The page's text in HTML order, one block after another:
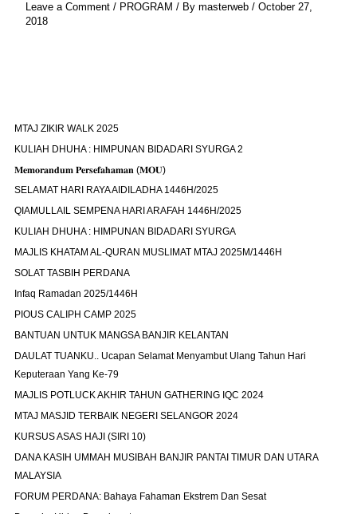
Leave a Comment / PROGRAM / By masterweb / October 27,
2018
MTAJ ZIKIR WALK 2025
KULIAH DHUHA : HIMPUNAN BIDADARI SYURGA 2
𝐌𝐞𝐦𝐨𝐫𝐚𝐧𝐝𝐮𝐦 𝐏𝐞𝐫𝐬𝐞𝐟𝐚𝐡𝐚𝐦𝐚𝐧 (𝐌𝐎𝐔)
SELAMAT HARI RAYA AIDILADHA 1446H/2025
QIAMULLAIL SEMPENA HARI ARAFAH 1446H/2025
KULIAH DHUHA : HIMPUNAN BIDADARI SYURGA
MAJLIS KHATAM AL-QURAN MUSLIMAT MTAJ 2025M/1446H
SOLAT TASBIH PERDANA
Infaq Ramadan 2025/1446H
PIOUS CALIPH CAMP 2025
BANTUAN UNTUK MANGSA BANJIR KELANTAN
DAULAT TUANKU.. Ucapan Selamat Menyambut Ulang Tahun Hari
Keputeraan Yang Ke-79
MAJLIS POTLUCK AKHIR TAHUN GATHERING IQC 2024
MTAJ MASJID TERBAIK NEGERI SELANGOR 2024
KURSUS ASAS HAJI (SIRI 10)
DANA KASIH UMMAH MUSIBAH BANJIR PANTAI TIMUR DAN UTARA
MALAYSIA
FORUM PERDANA: Bahaya Fahaman Ekstrem Dan Sesat